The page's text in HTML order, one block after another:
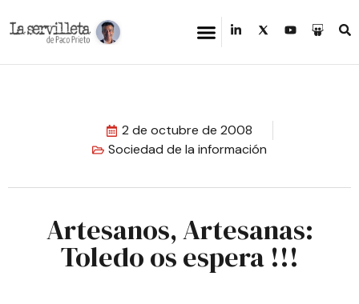
2 de octubre de 2008
Sociedad de la información
Artesanos, Artesanas:
Toledo os espera !!!